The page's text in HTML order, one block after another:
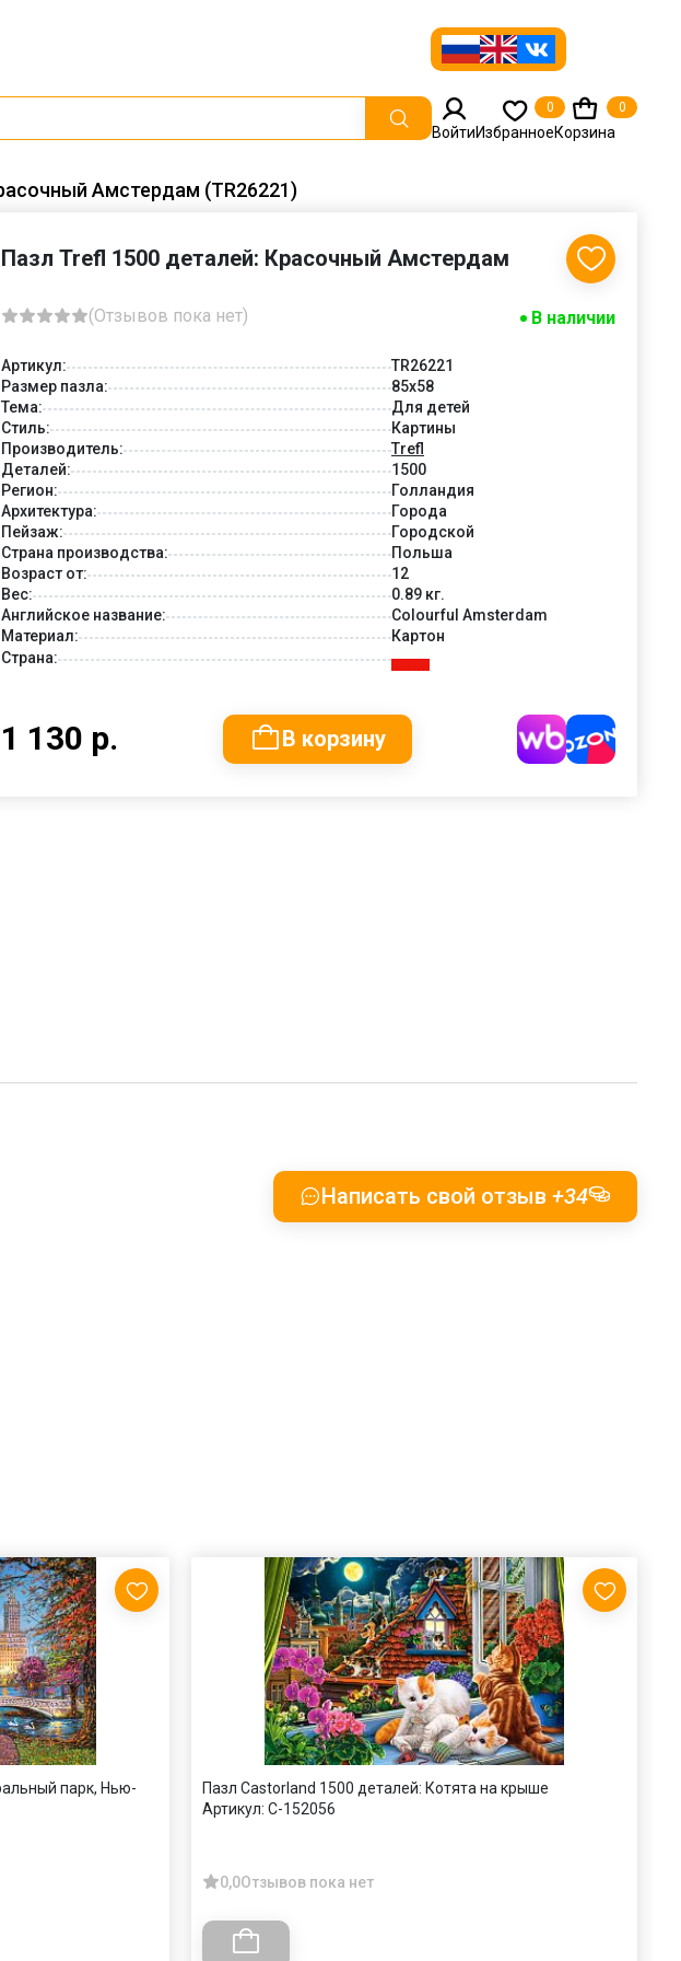
ВойтиИзбранное
0
Корзина
0
Амстердам (TR26221)
Пазл Trefl 1500 деталей: Красочный Амстердам
(Отзывов пока нет) В наличии
Артикул:
TR26221
Размер пазла:
85x58
Тема:
Для детей
Стиль:
Картины
Производитель:
Trefl
Деталей:
1500
Регион:
Голландия
Архитектура:
Города
Пейзаж:
Городской
Страна производства:
Польша
Возраст от:
12
Вес:
0.89 кг.
Английское название:
Colourful Amsterdam
Материал:
Картон
Страна:
1 130 р. В корзину
Написать свой отзыв +34
парк, Нью-
Пазл Castorland 1500 деталей: Котята на крыше
Артикул: C-152056
0,0Отзывов пока нет